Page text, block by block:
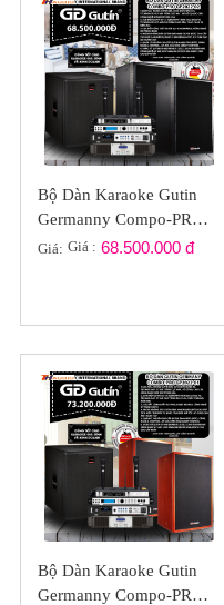
Bộ Dàn Karaoke Gutin
Germanny Compo-PRO
GP2022-02
Giá: Giá : 68.500.000 đ
Bộ Dàn Karaoke Gutin
Germanny Compo-PRO